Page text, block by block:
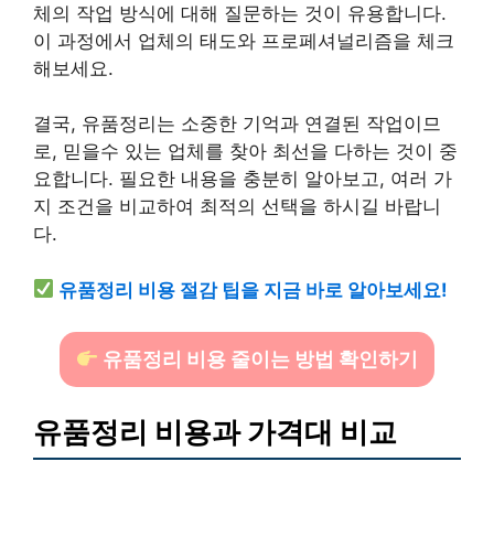
체의 작업 방식에 대해 질문하는 것이 유용합니다.
이 과정에서 업체의 태도와 프로페셔널리즘을 체크
해보세요.
결국, 유품정리는 소중한 기억과 연결된 작업이므
로, 믿을수 있는 업체를 찾아 최선을 다하는 것이 중
요합니다. 필요한 내용을 충분히 알아보고, 여러 가
지 조건을 비교하여 최적의 선택을 하시길 바랍니
다.
유품정리 비용 절감 팁을 지금 바로 알아보세요!
유품정리 비용 줄이는 방법 확인하기
유품정리 비용과 가격대 비교